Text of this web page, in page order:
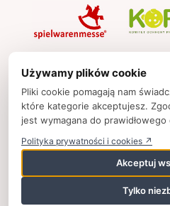
Strona
Polityka
Strony
© 2025
Używamy plików cookie
Pliki cookie pomagają nam
które kategorie akceptujesz.
jest wymagana do prawidłowego
Polityka prywatności i cookies ↗
Akceptuj
Tylko